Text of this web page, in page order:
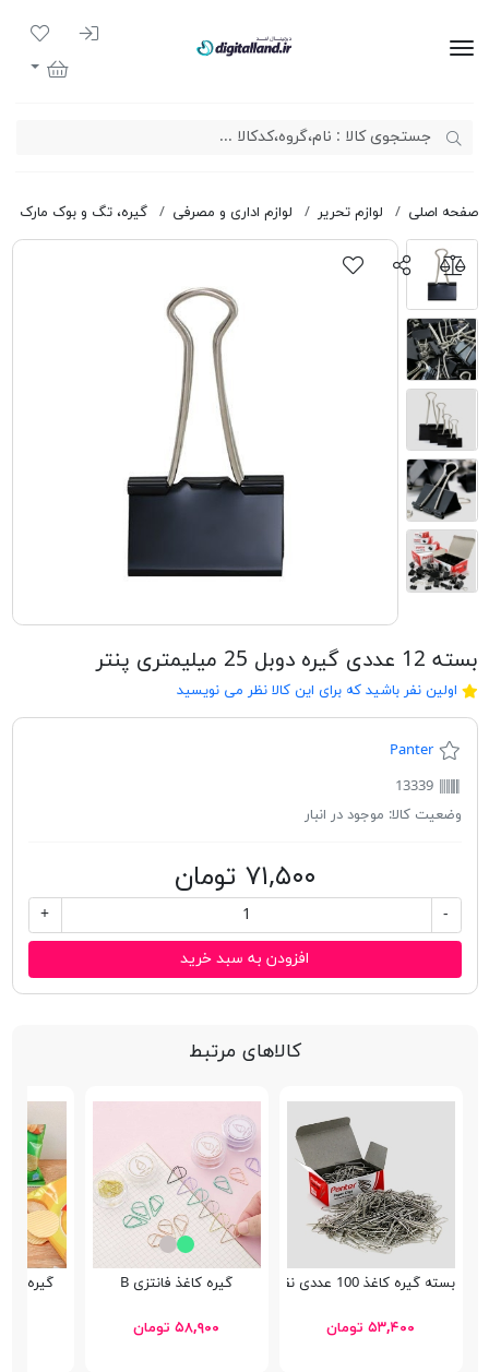
ورود به
لیست
سبد خرید
صفحه اصلی لوازم تحریر لوازم اداری و مصرفی گیره، تگ و بوک مارک
بسته 12 عددی گیره دوبل 25 میلیمتری پنتر
اولین نفر باشید که برای این کالا نظر می نویسید
Panter
13339
وضعیت کالا: موجود در انبار
۷۱,۵۰۰ تومان
-
+
افزودن به سبد خرید
کالاهای مرتبط
بسته گیره کاغذ 100 عددی نقره ای پنتر
۵۳,۴۰۰ تومان
گیره کاغذ فانتزی B
۵۸,۹۰۰ تومان
گیره